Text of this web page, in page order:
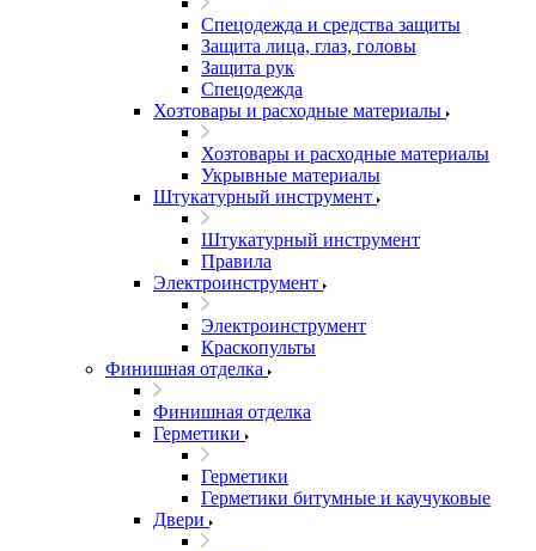
Спецодежда и средства защиты
Защита лица, глаз, головы
Защита рук
Спецодежда
Хозтовары и расходные материалы
Хозтовары и расходные материалы
Укрывные материалы
Штукатурный инструмент
Штукатурный инструмент
Правила
Электроинструмент
Электроинструмент
Краскопульты
Финишная отделка
Финишная отделка
Герметики
Герметики
Герметики битумные и каучуковые
Двери